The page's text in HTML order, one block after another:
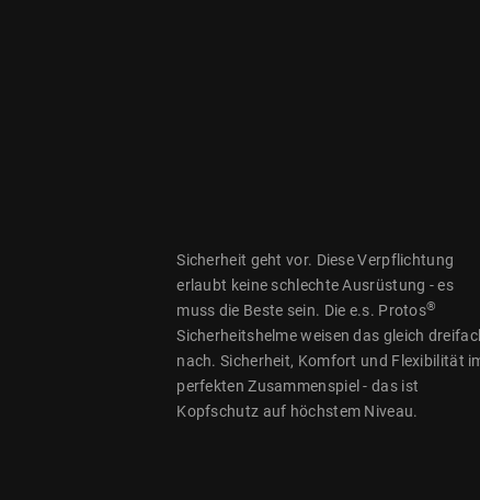
Sicherheit geht vor. Diese Verpflichtung
erlaubt keine schlechte Ausrüstung - es
muss die Beste sein. Die e.s. Protos®
Sicherheitshelme weisen das gleich
nach. Sicherheit, Komfort und Flexibilität
perfekten Zusammenspiel - das ist
Kopfschutz auf höchstem Niveau.